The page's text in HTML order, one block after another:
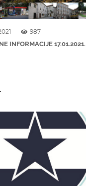
987
INFORMACIJE 17.01.2021.